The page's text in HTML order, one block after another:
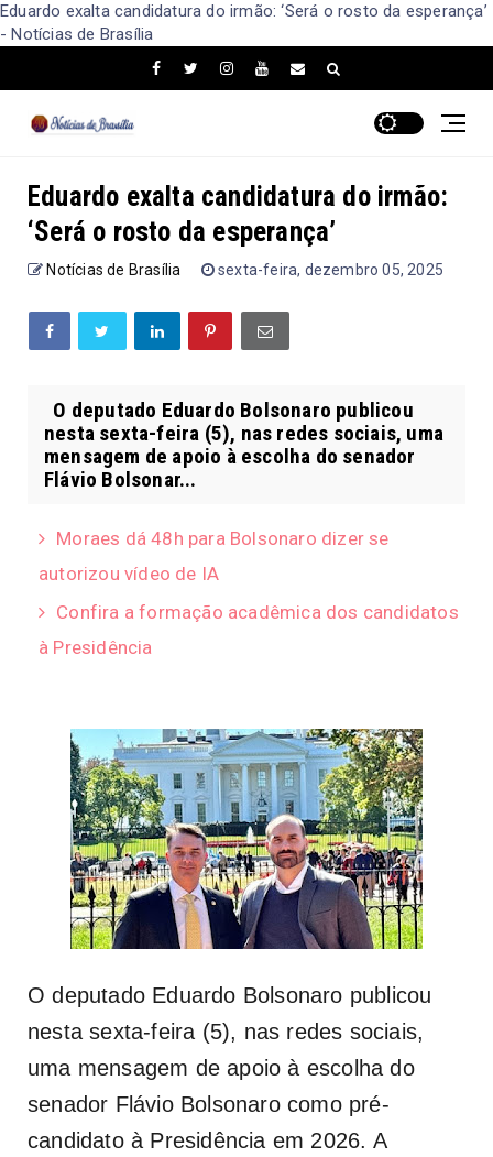
Eduardo exalta candidatura do irmão: ‘Será o rosto da esperança’
- Notícias de Brasília
Eduardo exalta candidatura do irmão:
‘Será o rosto da esperança’
Notícias de Brasília sexta-feira, dezembro 05, 2025
O deputado Eduardo Bolsonaro publicou
nesta sexta-feira (5), nas redes sociais, uma
mensagem de apoio à escolha do senador
Flávio Bolsonar...
Moraes dá 48h para Bolsonaro dizer se
autorizou vídeo de IA
Confira a formação acadêmica dos candidatos
à Presidência
O deputado Eduardo Bolsonaro publicou
nesta sexta-feira (5), nas redes sociais,
uma mensagem de apoio à escolha do
senador Flávio Bolsonaro como pré-
candidato à Presidência em 2026. A